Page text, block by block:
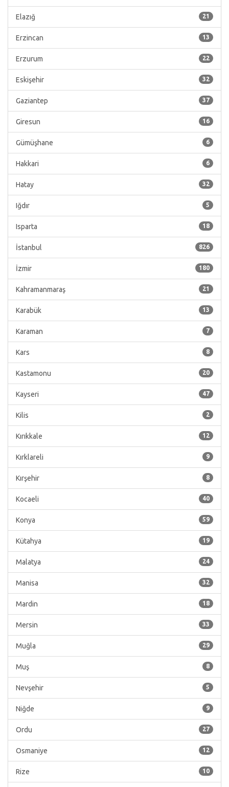
21
Elazığ
13
Erzincan
22
Erzurum
32
Eskişehir
37
Gaziantep
16
Giresun
6
Gümüşhane
6
Hakkari
32
Hatay
5
Iğdır
18
Isparta
826
İstanbul
180
İzmir
21
Kahramanmaraş
13
Karabük
7
Karaman
8
Kars
20
Kastamonu
47
Kayseri
2
Kilis
12
Kırıkkale
9
Kırklareli
8
Kırşehir
40
Kocaeli
59
Konya
19
Kütahya
24
Malatya
32
Manisa
18
Mardin
33
Mersin
29
Muğla
8
Muş
5
Nevşehir
9
Niğde
27
Ordu
12
Osmaniye
10
Rize